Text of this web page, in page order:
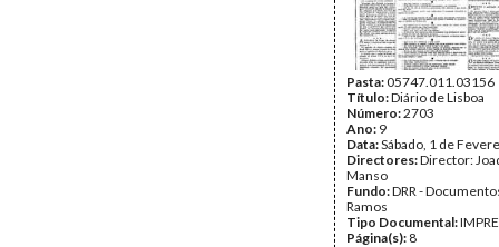
Pasta:05747.011.03156
Título:Diário de Lisboa
Número:2703
Ano: 9
Data:Sábado, 1 de
Directores:Director:
Manso
Fundo:DRR -
Ramos
Tipo Documental:
Página(s): 8